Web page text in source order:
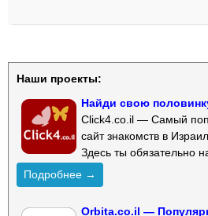
Наши проекты:
Найди свою
Click4.co.il — Самый
сайт знакомств в
Здесь ты обязательно
Подробнее →
Orbita.co.il —